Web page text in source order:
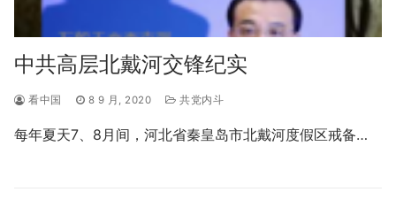
中共高层北戴河交锋纪实
看中国 8 9 月, 2020 共党内斗
每年夏天7、8月间，河北省秦皇岛市北戴河度假区戒备…